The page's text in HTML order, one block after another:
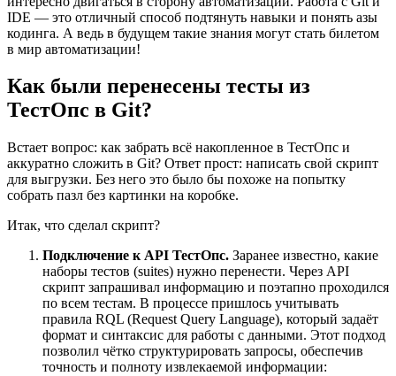
IDE — это отличный способ подтянуть навыки и понять азы
кодинга. А ведь в будущем такие знания могут стать билетом
в мир автоматизации!
Как были перенесены тесты из
ТестОпс в Git?
Встает вопрос: как забрать всё накопленное в ТестОпс и
аккуратно сложить в Git? Ответ прост: написать свой скрипт
для выгрузки. Без него это было бы похоже на попытку
собрать пазл без картинки на коробке.
Итак, что сделал скрипт?
Подключение к API ТестОпс. Заранее известно, какие
наборы тестов (suites) нужно перенести. Через API
скрипт запрашивал информацию и поэтапно проходился
по всем тестам. В процессе пришлось учитывать
правила RQL (Request Query Language), который задаёт
формат и синтаксис для работы с данными. Этот подход
позволил чётко структурировать запросы, обеспечив
точность и полноту извлекаемой информации: